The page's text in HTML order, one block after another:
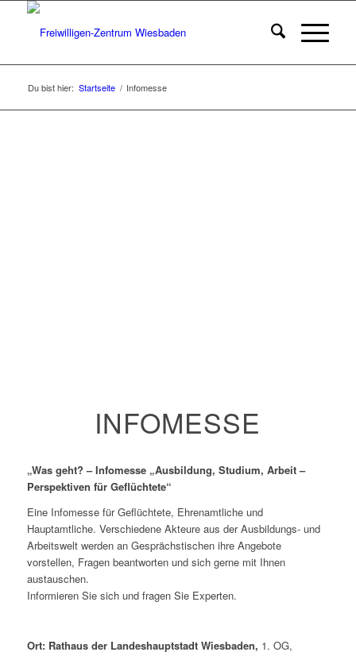
Du bist hier: Startseite / Infomesse
INFOMESSE
„Was geht? – Infomesse „Ausbildung, Studium, Arbeit –
Perspektiven für Geflüchtete“
Eine Infomesse für Geflüchtete, Ehrenamtliche und
Hauptamtliche. Verschiedene Akteure aus der Ausbildungs- und
Arbeitswelt werden an Gesprächstischen ihre Angebote
vorstellen, Fragen beantworten und sich gerne mit Ihnen
austauschen.
Informieren Sie sich und fragen Sie Experten.
Ort: Rathaus der Landeshauptstadt Wiesbaden, 1. OG,